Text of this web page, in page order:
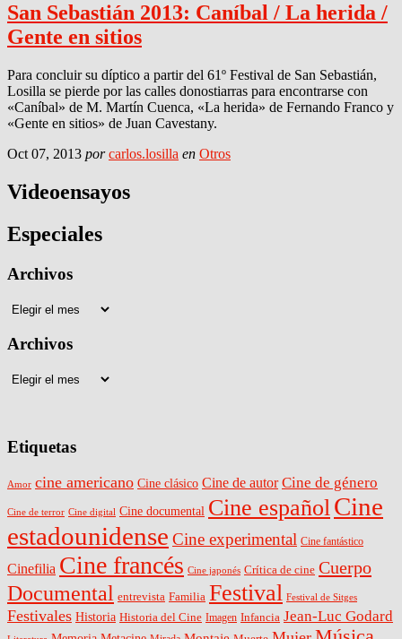
San Sebastián 2013: Caníbal / La herida /
Gente en sitios
Para concluir su díptico a partir del 61º Festival de San Sebastián,
Losilla se pierde por las calles donostiarras para encontrarse con
«Caníbal» de M. Martín Cuenca, «La herida» de Fernando Franco y
«Gente en sitios» de Juan Cavestany.
Oct 07, 2013 por carlos.losilla en Otros
Videoensayos
Especiales
Archivos
Archivos
Archivos
Archivos
Etiquetas
Amor cine americano Cine clásico Cine de autor Cine de género
Cine de terror Cine digital Cine documental Cine españolCine
estadounidense Cine experimental Cine fantástico
Cinefilia Cine francés Cine japonés Crítica de cine Cuerpo
Documental entrevista Familia Festival Festival de Sitges
Festivales Historia Historia del Cine Imagen Infancia Jean-Luc Godard